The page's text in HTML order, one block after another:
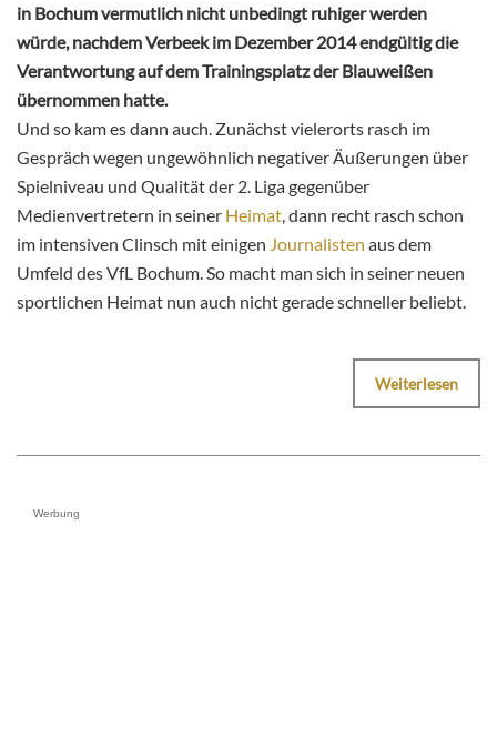
in Bochum vermutlich nicht unbedingt ruhiger werden
würde, nachdem Verbeek im Dezember 2014 endgültig die
Verantwortung auf dem Trainingsplatz der Blauweißen
übernommen hatte.
Und so kam es dann auch. Zunächst vielerorts rasch im
Gespräch wegen ungewöhnlich negativer Äußerungen über
Spielniveau und Qualität der 2. Liga gegenüber
Medienvertretern in seiner Heimat, dann recht rasch schon
im intensiven Clinsch mit einigen Journalisten aus dem
Umfeld des VfL Bochum. So macht man sich in seiner neuen
sportlichen Heimat nun auch nicht gerade schneller beliebt.
Weiterlesen
Werbung